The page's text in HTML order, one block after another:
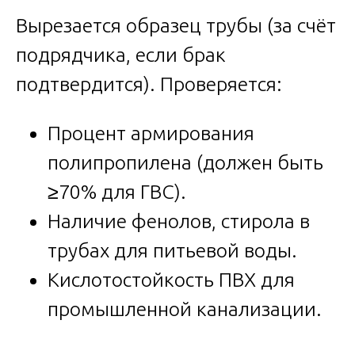
Вырезается образец трубы (за счёт
подрядчика, если брак
подтвердится). Проверяется:
Процент армирования
полипропилена (должен быть
≥70% для ГВС).
Наличие фенолов, стирола в
трубах для питьевой воды.
Кислотостойкость ПВХ для
промышленной канализации.